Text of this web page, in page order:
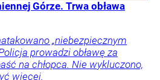
Górze. Trwa obława
„niebezpiecznym
prowadzi obławę za
na chłopca. Nie wykluczono,
więcej.